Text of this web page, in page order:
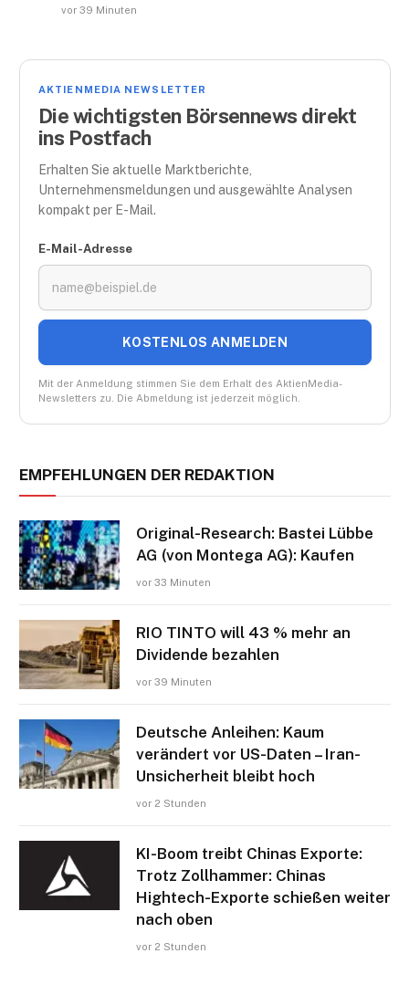
vor 39 Minuten
AKTIENMEDIA NEWSLETTER
Die wichtigsten Börsennews direkt
ins Postfach
Erhalten Sie aktuelle Marktberichte,
Unternehmensmeldungen und ausgewählte Analysen
kompakt per E-Mail.
E-Mail-Adresse
KOSTENLOS ANMELDEN
Mit der Anmeldung stimmen Sie dem Erhalt des AktienMedia-
Newsletters zu. Die Abmeldung ist jederzeit möglich.
EMPFEHLUNGEN DER REDAKTION
Original-Research: Bastei Lübbe
AG (von Montega AG): Kaufen
vor 33 Minuten
RIO TINTO will 43 % mehr an
Dividende bezahlen
vor 39 Minuten
Deutsche Anleihen: Kaum
verändert vor US-Daten – Iran-
Unsicherheit bleibt hoch
vor 2 Stunden
KI-Boom treibt Chinas Exporte:
Trotz Zollhammer: Chinas
Hightech-Exporte schießen weiter
nach oben
vor 2 Stunden